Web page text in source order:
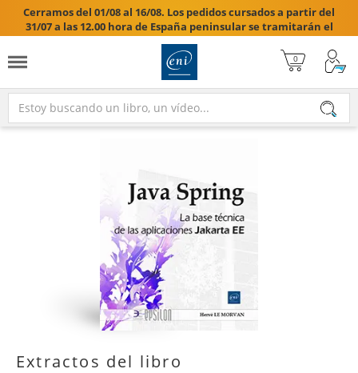
Cerramos del 01/08 al 16/08. Los pedidos cursados a partir del
31/07 a las 12.00 hora de España peninsular se tramitarán el
17/08/2026.

Extractos del libro